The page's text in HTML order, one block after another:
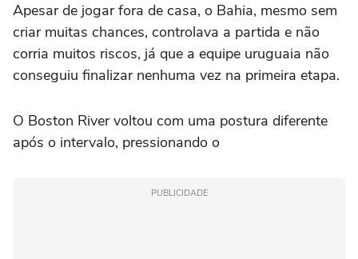
Apesar de jogar fora de casa, o Bahia, mesmo sem
criar muitas chances, controlava a partida e não
corria muitos riscos, já que a equipe uruguaia não
conseguiu finalizar nenhuma vez na primeira etapa.
O Boston River voltou com uma postura diferente
após o intervalo, pressionando o
PUBLICIDADE